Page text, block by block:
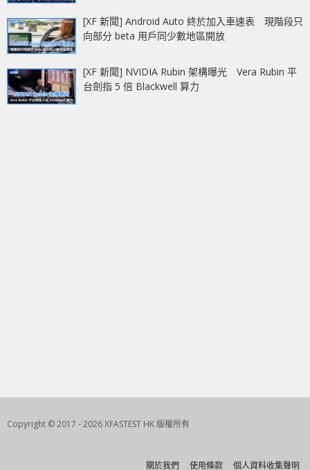
[XF 新聞] Android Auto 終於加入車速表 現階段只
向部分 beta 用戶同少數地區開放
[XF 新聞] NVIDIA Rubin 架構曝光 Vera Rubin 平
台劍指 5 倍 Blackwell 算力
Copyright © 2017 - 2026 XFASTEST HK 版權所有
關於我們 使用條款 個人資料收集聲明